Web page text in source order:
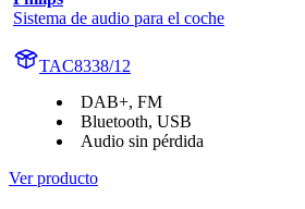
Sistema de audio para el coche
TAC8338/12
DAB+, FM
Bluetooth, USB
Audio sin pérdida
Ver producto